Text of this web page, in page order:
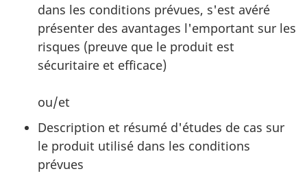
dans les conditions prévues, s'est avéré
présenter des avantages l'emportant sur les
risques (preuve que le produit est
sécuritaire et efficace)
ou/et
Description et résumé d'études de cas sur
le produit utilisé dans les conditions
prévues